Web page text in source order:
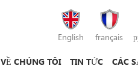
English français
VỀ CHÚNG TÔI TIN TỨC CÁC